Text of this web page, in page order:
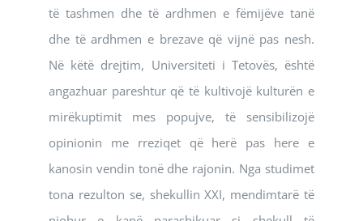
të tashmen dhe të ardhmen e fëmijëve tanë
dhe të ardhmen e brezave që vijnë pas nesh.
Në këtë drejtim, Universiteti i Tetovës, është
angazhuar pareshtur që të kultivojë kulturën e
mirëkuptimit mes popujve, të sensibilizojë
opinionin me rreziqet që herë pas here e
kanosin vendin tonë dhe rajonin. Nga studimet
tona rezulton se, shekullin XXI, mendimtarë të